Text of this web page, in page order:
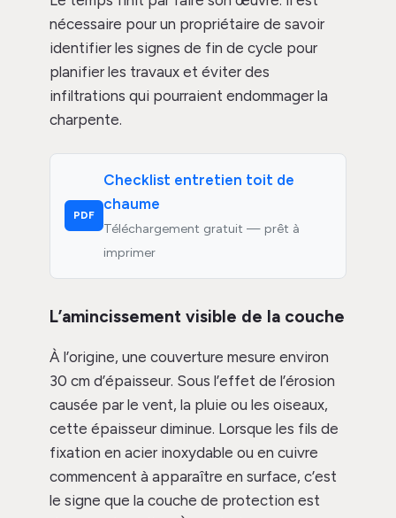
nécessaire pour un propriétaire de savoir
identifier les signes de fin de cycle pour
planifier les travaux et éviter des
infiltrations qui pourraient endommager la
charpente.
PDF
Checklist entretien toit de
chaume
Téléchargement gratuit — prêt à
imprimer
L’amincissement visible de la couche
À l’origine, une couverture mesure environ
30 cm d’épaisseur. Sous l’effet de l’érosion
causée par le vent, la pluie ou les oiseaux,
cette épaisseur diminue. Lorsque les fils de
fixation en acier inoxydable ou en cuivre
commencent à apparaître en surface, c’est
le signe que la couche de protection est